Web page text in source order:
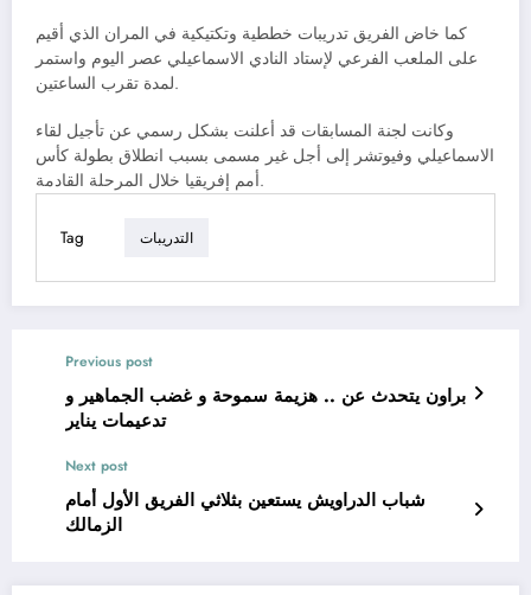
كما خاض الفريق تدريبات خططية وتكتيكية في المران الذي أقيم
على الملعب الفرعي لإستاد النادي الاسماعيلي عصر اليوم واستمر
لمدة تقرب الساعتين.
وكانت لجنة المسابقات قد أعلنت بشكل رسمي عن تأجيل لقاء
الاسماعيلي وفيوتشر إلى أجل غير مسمى بسبب انطلاق بطولة كأس
أمم إفريقيا خلال المرحلة القادمة.
Tag التدريبات
Previous post
براون يتحدث عن .. هزيمة سموحة و غضب الجماهير و
تدعيمات يناير
Next post
شباب الدراويش يستعين بثلاثي الفريق الأول أمام
الزمالك